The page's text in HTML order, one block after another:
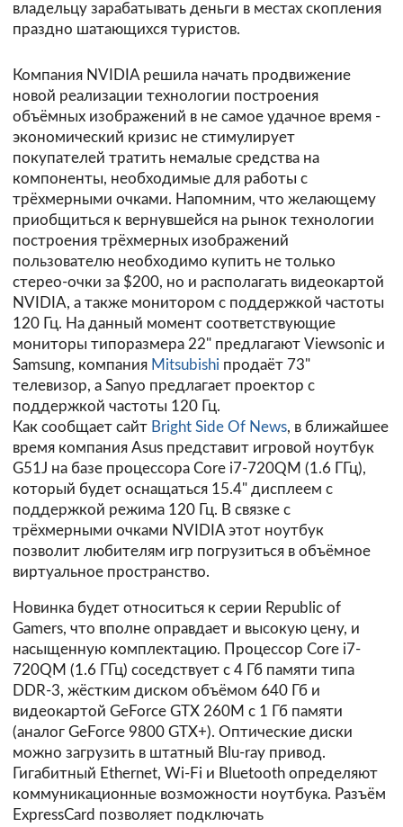
владельцу зарабатывать деньги в местах скопления
праздно шатающихся туристов.
Компания NVIDIA решила начать продвижение
новой реализации технологии построения
объёмных изображений в не самое удачное время -
экономический кризис не стимулирует
покупателей тратить немалые средства на
компоненты, необходимые для работы с
трёхмерными очками. Напомним, что желающему
приобщиться к вернувшейся на рынок технологии
построения трёхмерных изображений
пользователю необходимо купить не только
стерео-очки за $200, но и располагать видеокартой
NVIDIA, а также монитором с поддержкой частоты
120 Гц. На данный момент соответствующие
мониторы типоразмера 22" предлагают Viewsonic и
Samsung, компания Mitsubishi продаёт 73"
телевизор, а Sanyo предлагает проектор с
поддержкой частоты 120 Гц.
Как сообщает сайт Bright Side Of News, в ближайшее
время компания Asus представит игровой ноутбук
G51J на базе процессора Core i7-720QM (1.6 ГГц),
который будет оснащаться 15.4" дисплеем с
поддержкой режима 120 Гц. В связке с
трёхмерными очками NVIDIA этот ноутбук
позволит любителям игр погрузиться в объёмное
виртуальное пространство.
Новинка будет относиться к серии Republic of
Gamers, что вполне оправдает и высокую цену, и
насыщенную комплектацию. Процессор Core i7-
720QM (1.6 ГГц) соседствует с 4 Гб памяти типа
DDR-3, жёстким диском объёмом 640 Гб и
видеокартой GeForce GTX 260M с 1 Гб памяти
(аналог GeForce 9800 GTX+). Оптические диски
можно загрузить в штатный Blu-ray привод.
Гигабитный Ethernet, Wi-Fi и Bluetooth определяют
коммуникационные возможности ноутбука. Разъём
ExpressCard позволяет подключать